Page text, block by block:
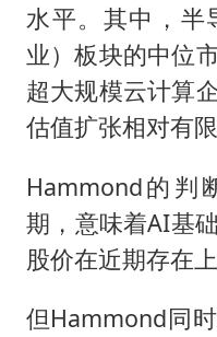
水平。其中，半
业）板块的中位
超大规模云计算
估值扩张相对有限
Hammond的
期，意味着AI基
股价在近期存在
但Hammond同